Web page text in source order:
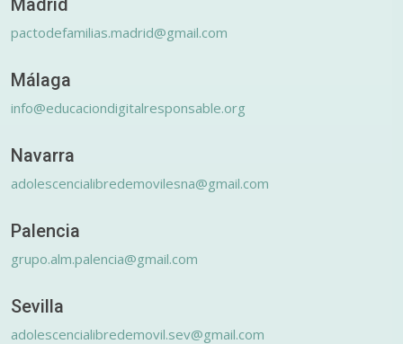
Madrid
pactodefamilias.madrid@gmail.com
Málaga
info@educaciondigitalresponsable.org
Navarra
adolescencialibredemovilesna@gmail.com
Palencia
grupo.alm.palencia@gmail.com
Sevilla
adolescencialibredemovil.sev@gmail.com